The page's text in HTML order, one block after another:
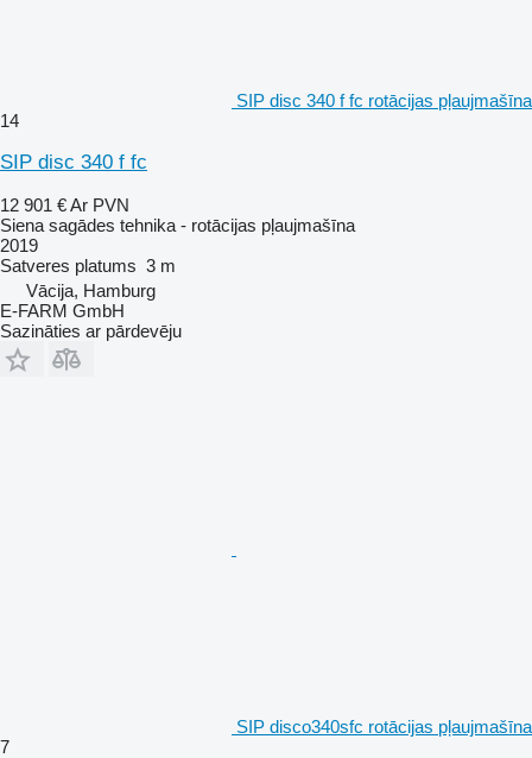
SIP disc 340 f fc rotācijas pļaujmašīna
14
SIP disc 340 f fc
12 901 €Ar PVN
Siena sagādes tehnika - rotācijas pļaujmašīna
2019
Satveres platums 3 m
Vācija, Hamburg
E-FARM GmbH
Sazināties ar pārdevēju
SIP disco340sfc rotācijas pļaujmašīna
7